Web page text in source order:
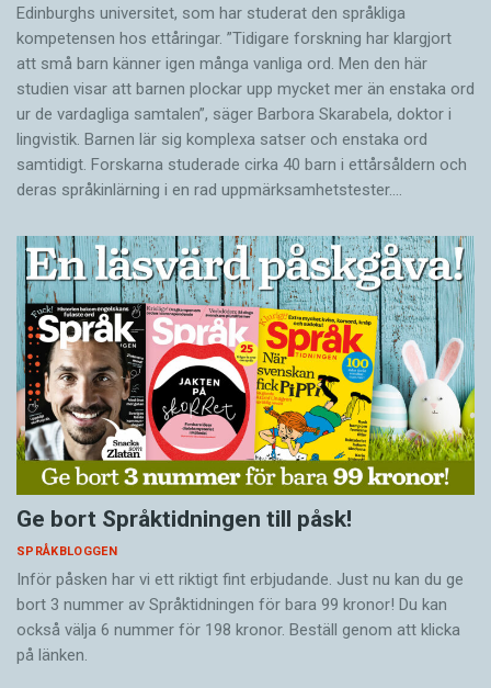
Edinburghs universitet, som har studerat den språkliga
kompetensen hos ettåringar. ”Tidigare forskning har klargjort
att små barn känner igen många vanliga ord. Men den här
studien visar att barnen plockar upp mycket mer än enstaka ord
ur de vardagliga samtalen”, säger Barbora Skarabela, doktor i
lingvistik. Barnen lär sig komplexa satser och enstaka ord
samtidigt. Forskarna studerade cirka 40 barn i ettårsåldern och
deras språkinlärning i en rad uppmärksamhetstester.…
Ge bort Språktidningen till påsk!
SPRÅKBLOGGEN
Inför påsken har vi ett riktigt fint erbjudande. Just nu kan du ge
bort 3 nummer av Språktidningen för bara 99 kronor! Du kan
också välja 6 nummer för 198 kronor. Beställ genom att klicka
på länken.